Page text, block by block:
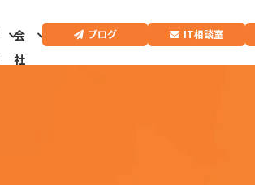
会
社
ブログ IT相談室